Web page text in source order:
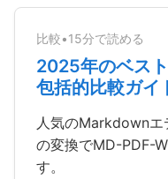
比較•15分で読める
2025年のベス
包括的比較ガイ
人気のMarkdownエ
の変換でMD-PDF-
す。